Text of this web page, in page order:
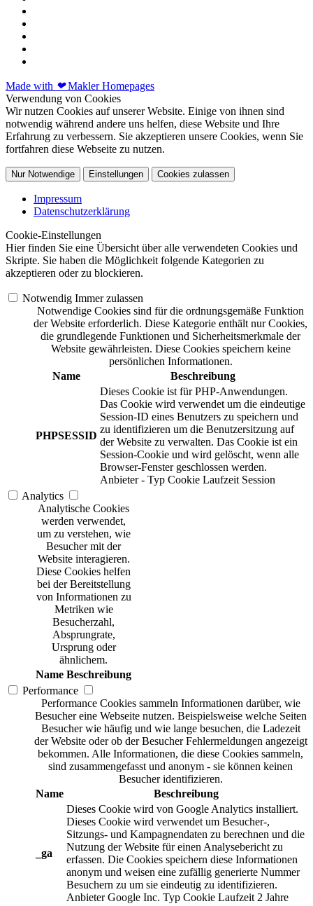
Made with ❤Makler Homepages
Verwendung von Cookies
Wir nutzen Cookies auf unserer Website. Einige von ihnen sind
notwendig während andere uns helfen, diese Website und Ihre
Erfahrung zu verbessern. Sie akzeptieren unsere Cookies, wenn Sie
fortfahren diese Webseite zu nutzen.
Nur Notwendige Einstellungen Cookies zulassen
Impressum
Datenschutzerklärung
Cookie-Einstellungen
Hier finden Sie eine Übersicht über alle verwendeten Cookies und
Skripte. Sie haben die Möglichkeit folgende Kategorien zu
akzeptieren oder zu blockieren.
Notwendig Immer zulassen
Notwendige Cookies sind für die ordnungsgemäße Funktion
der Website erforderlich. Diese Kategorie enthält nur Cookies,
die grundlegende Funktionen und Sicherheitsmerkmale der
Website gewährleisten. Diese Cookies speichern keine
persönlichen Informationen.
Name
Beschreibung
PHPSESSID
Dieses Cookie ist für PHP-Anwendungen.
Das Cookie wird verwendet um die eindeutige
Session-ID eines Benutzers zu speichern und
zu identifizieren um die Benutzersitzung auf
der Website zu verwalten. Das Cookie ist ein
Session-Cookie und wird gelöscht, wenn alle
Browser-Fenster geschlossen werden.
Anbieter - Typ Cookie Laufzeit Session
Analytics
Analytische Cookies
werden verwendet,
um zu verstehen, wie
Besucher mit der
Website interagieren.
Diese Cookies helfen
bei der Bereitstellung
von Informationen zu
Metriken wie
Besucherzahl,
Absprungrate,
Ursprung oder
ähnlichem.
Name Beschreibung
Performance
Performance Cookies sammeln Informationen darüber, wie
Besucher eine Webseite nutzen. Beispielsweise welche Seiten
Besucher wie häufig und wie lange besuchen, die Ladezeit
der Website oder ob der Besucher Fehlermeldungen angezeigt
bekommen. Alle Informationen, die diese Cookies sammeln,
sind zusammengefasst und anonym - sie können keinen
Besucher identifizieren.
Name
Beschreibung
_ga
Dieses Cookie wird von Google Analytics installiert.
Dieses Cookie wird verwendet um Besucher-,
Sitzungs- und Kampagnendaten zu berechnen und die
Nutzung der Website für einen Analysebericht zu
erfassen. Die Cookies speichern diese Informationen
anonym und weisen eine zufällig generierte Nummer
Besuchern zu um sie eindeutig zu identifizieren.
Anbieter Google Inc. Typ Cookie Laufzeit 2 Jahre